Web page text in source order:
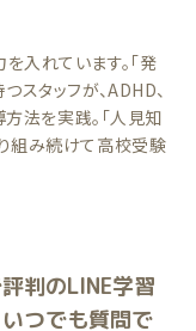
入れています。「発
スタッフが、ADHD、
法を実践。「人見知
組み続けて高校受験
判のLINE学習
つでも質問で